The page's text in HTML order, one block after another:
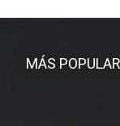
MÁS